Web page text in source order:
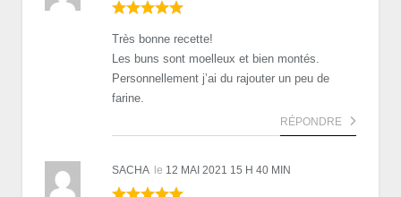
Très bonne recette!
Les buns sont moelleux et bien montés.
Personnellement j’ai du rajouter un peu de
farine.
RÉPONDRE
SACHA le 12 MAI 2021 15 H 40 MIN